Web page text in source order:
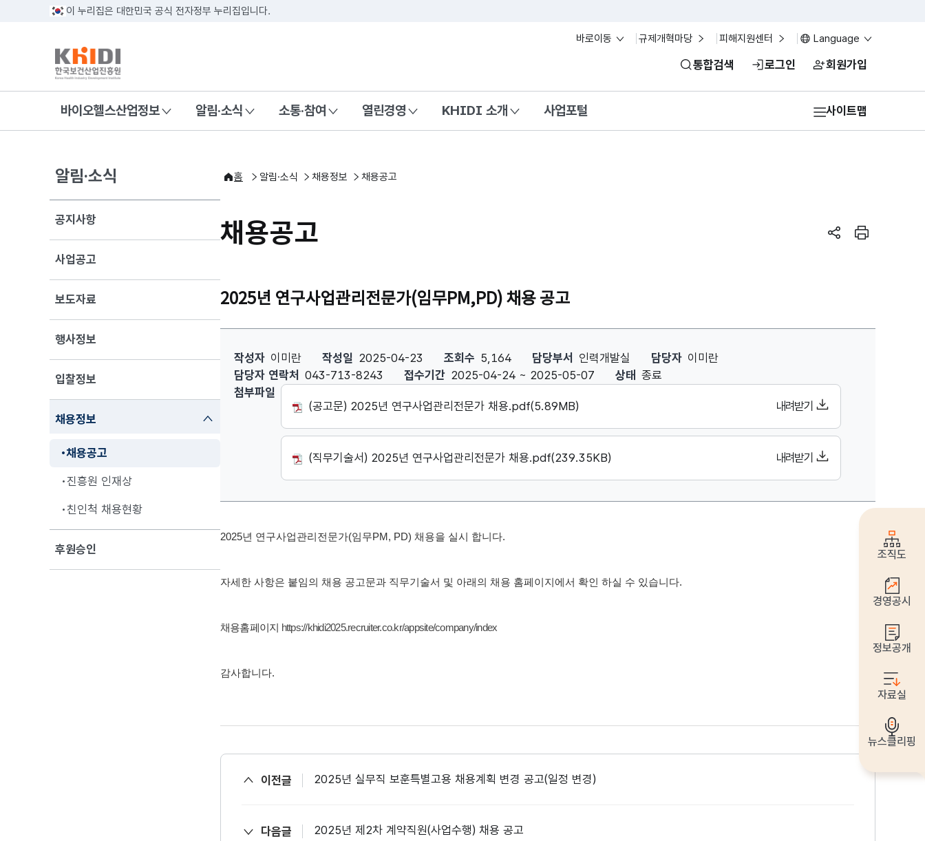
이 누리집은 대한민국 공식 전자정부 누리집입니다.
바로이동 규제개혁마당 피해지원센터 Language
통합검색 로그인 회원가입
바이오헬스산업정보 알림·소식 소통·참여 열린경영 KHIDI 소개 사업포털 사이트맵
알림·소식
공지사항
사업공고
보도자료
행사정보
입찰정보
채용정보
닫기
채용공고
진흥원 인재상
친인척 채용현황
후원승인
홈 알림·소식 채용정보 채용공고
채용공고 페이지 공유하기
페이지 인쇄
2025년 연구사업관리전문가(임무PM,PD) 채용 공고
2025년 연구사업관리전문가(임무PM,PD) 채용 공고 : 작성자, 작성일, 조회수, 담당부서,담당자,담당자 연락처,접수 시작일(ex. 20190101),접수
작성자 이미란 작성일 2025-04-23 조회수 5,164 담당부서 인력개발실 담당자 이미란
담당자 연락처 043-713-8243 접수기간 2025-04-24 ~ 2025-05-07 상태 종료
첨부파일
(공고문) 2025년 연구사업관리전문가 채용.pdf(5.89MB)
내려받기
(직무기술서) 2025년 연구사업관리전문가 채용.pdf(239.35KB) 내려받기
2025년 연구사업관리전문가(임무PM, PD) 채용을 실시 합니다.
자세한 사항은 붙임의 채용 공고문과 직무기술서 및 아래의 채용 홈페이지에서 확인 하실 수 있습니다.
채용홈페이지 https://khidi2025.recruiter.co.kr/appsite/company/index
감사합니다.
이전글 2025년 실무직 보훈특별고용 채용계획 변경 공고(일정 변경)
다음글 2025년 제2차 계약직원(사업수행) 채용 공고
조직도
경영공시
정보공개
자료실
뉴스클리핑